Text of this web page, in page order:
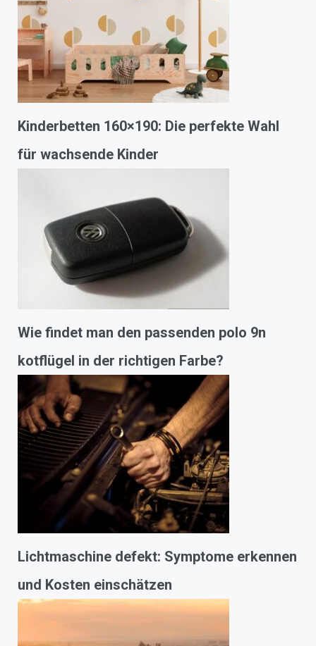
Kinderbetten 160×190: Die perfekte Wahl
für wachsende Kinder
Wie findet man den passenden polo 9n
kotflügel in der richtigen Farbe?
Lichtmaschine defekt: Symptome erkennen
und Kosten einschätzen